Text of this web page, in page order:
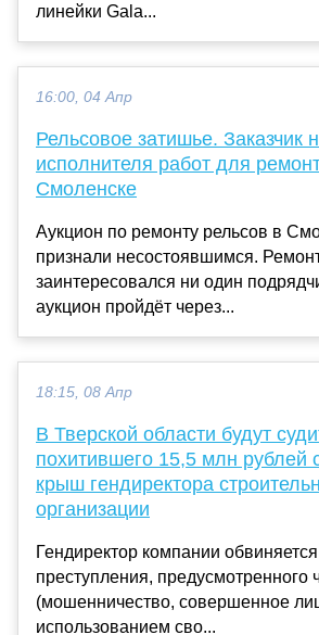
линейки Gala...
16:00, 04 Апр
Рельсовое затишье. Заказчик
исполнителя работ для
Смоленске
Аукцион по ремонту рельсов в
признали несостоявшимся.
заинтересовался ни один
аукцион пройдёт через...
18:15, 08 Апр
В Тверской области будут
похитившего 15,5 млн рублей
крыш гендиректора
организации
Гендиректор компании
преступления, предусмотренного
(мошенничество, совершенное
использованием сво...